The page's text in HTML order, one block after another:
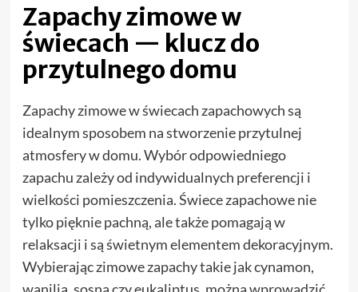
Zapachy zimowe w
świecach — klucz do
przytulnego domu
Zapachy zimowe w świecach zapachowych są
idealnym sposobem na stworzenie przytulnej
atmosfery w domu. Wybór odpowiedniego
zapachu zależy od indywidualnych preferencji i
wielkości pomieszczenia. Świece zapachowe nie
tylko pięknie pachną, ale także pomagają w
relaksacji i są świetnym elementem dekoracyjnym.
Wybierając zimowe zapachy takie jak cynamon,